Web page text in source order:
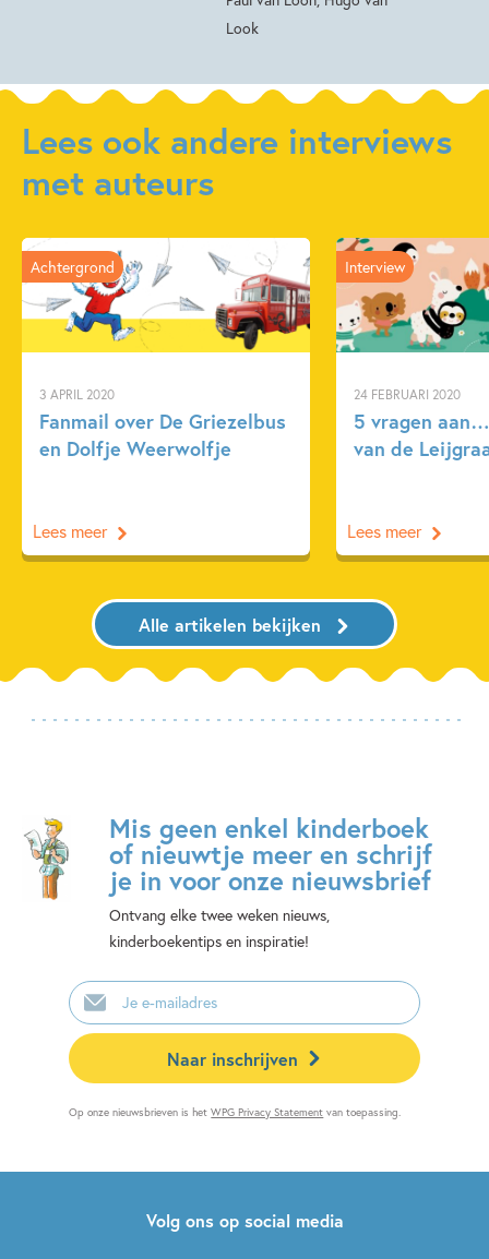
Look
Lees ook andere interviews
met auteurs
3 APRIL 2020
Fanmail over De Griezelbus
en Dolfje Weerwolfje
Achtergrond
Lees meer
24 FEBRUARI 2020
5 vragen
van de
Interview
Lees meer
Alle artikelen bekijken
Mis geen enkel kinderboek
of nieuwtje meer en schrijf
je in voor onze nieuwsbrief
Ontvang elke twee weken nieuws,
kinderboekentips en inspiratie!
E-
mailadres
Naar inschrijven
Op onze nieuwsbrieven is hetWPG Privacy Statement van toepassing.
Volg ons op social media